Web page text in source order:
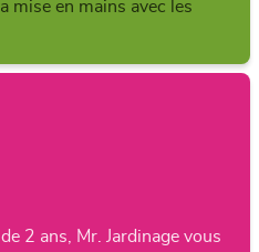
mise en mains avec les
2 ans, Mr. Jardinage vous